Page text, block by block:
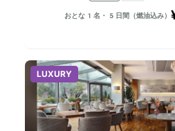
おとな1名・5日間（燃油込み）
LUXURY